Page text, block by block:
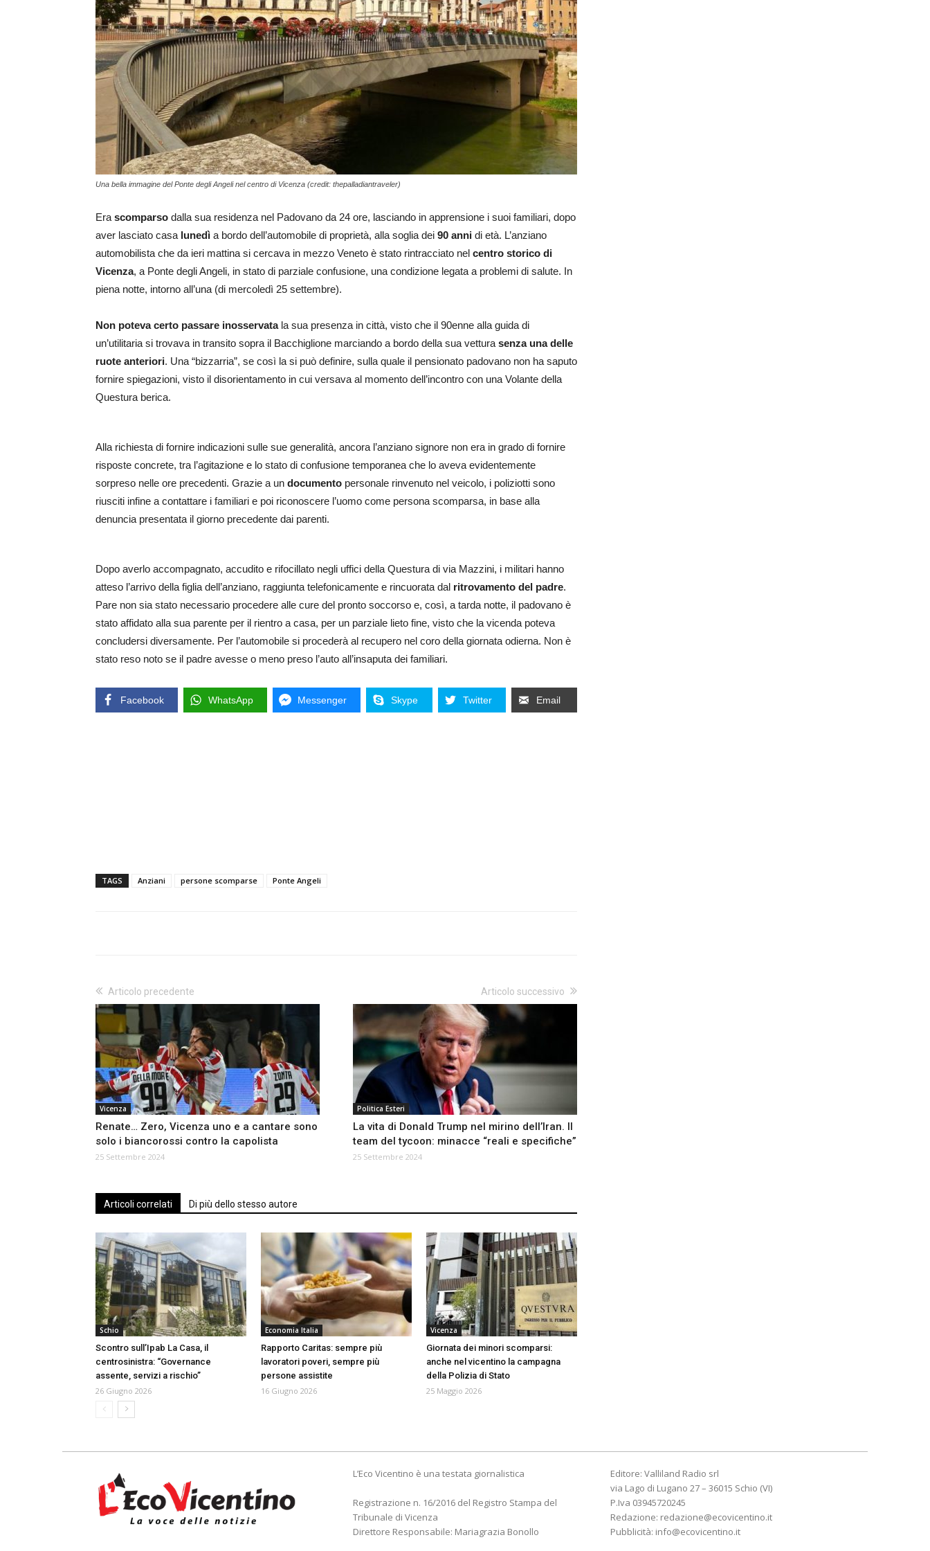
Una bella immagine del Ponte degli Angeli nel centro di Vicenza (credit: thepalladiantraveler)
Era scomparso dalla sua residenza nel Padovano da 24 ore, lasciando in apprensione i suoi familiari, dopo
aver lasciato casa lunedì a bordo dell’automobile di proprietà, alla soglia dei 90 anni di età. L’anziano
automobilista che da ieri mattina si cercava in mezzo Veneto è stato rintracciato nel centro storico di
Vicenza, a Ponte degli Angeli, in stato di parziale confusione, una condizione legata a problemi di salute. In
piena notte, intorno all’una (di mercoledì 25 settembre).
Non poteva certo passare inosservatala sua presenza in città, visto che il 90enne alla guida di
un’utilitaria si trovava in transito sopra il Bacchiglione marciando a bordo della sua vettura senza una delle
ruote anteriori. Una “bizzarria”, se così la si può definire, sulla quale il pensionato padovano non ha saputo
fornire spiegazioni, visto il disorientamento in cui versava al momento dell’incontro con una Volante della
Questura berica.
Alla richiesta di fornire indicazioni sulle sue generalità, ancora l’anziano signore non era in grado di fornire
risposte concrete, tra l’agitazione e lo stato di confusione temporanea che lo aveva evidentemente
sorpreso nelle ore precedenti. Grazie a un documento personale rinvenuto nel veicolo, i poliziotti sono
riusciti infine a contattare i familiari e poi riconoscere l’uomo come persona scomparsa, in base alla
denuncia presentata il giorno precedente dai parenti.
Dopo averlo accompagnato, accudito e rifocillato negli uffici della Questura di via Mazzini, i militari hanno
atteso l’arrivo della figlia dell’anziano, raggiunta telefonicamente e rincuorata dal ritrovamento del padre.
Pare non sia stato necessario procedere alle cure del pronto soccorso e, così, a tarda notte, il padovano è
stato affidato alla sua parente per il rientro a casa, per un parziale lieto fine, visto che la vicenda poteva
concludersi diversamente. Per l’automobile si procederà al recupero nel coro della giornata odierna. Non è
stato reso noto se il padre avesse o meno preso l’auto all’insaputa dei familiari.
Facebook WhatsApp Messenger Skype Twitter Email
TAGS Anziani persone scomparse Ponte Angeli
Articolo precedente
Vicenza
Renate… Zero, Vicenza uno e a cantare sono
solo i biancorossi contro la capolista
25 Settembre 2024
Articolo successivo
Politica Esteri
La vita di Donald Trump nel mirino dell’Iran. Il
team del tycoon: minacce “reali e specifiche”
25 Settembre 2024
Articoli correlati Di più dello stesso autore
Schio
Scontro sull’Ipab La Casa, il
centrosinistra: “Governance
assente, servizi a rischio”
26 Giugno 2026
Economia Italia
Rapporto Caritas: sempre più
lavoratori poveri, sempre più
persone assistite
16 Giugno 2026
Vicenza
Giornata dei minori scomparsi:
anche nel vicentino la campagna
della Polizia di Stato
25 Maggio 2026
L’Eco Vicentino è una testata giornalistica
Registrazione n. 16/2016 del Registro Stampa del
Tribunale di Vicenza
Direttore Responsabile: Mariagrazia Bonollo
Editore: Valliland Radio srl
via Lago di Lugano 27 – 36015 Schio (VI)
P.Iva 03945720245
Redazione: redazione@ecovicentino.it
Pubblicità: info@ecovicentino.it